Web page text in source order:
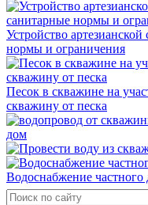
Устройство
нормы и ограничения
Песок в скважине на
скважину от песка
дом
Водоснабжение